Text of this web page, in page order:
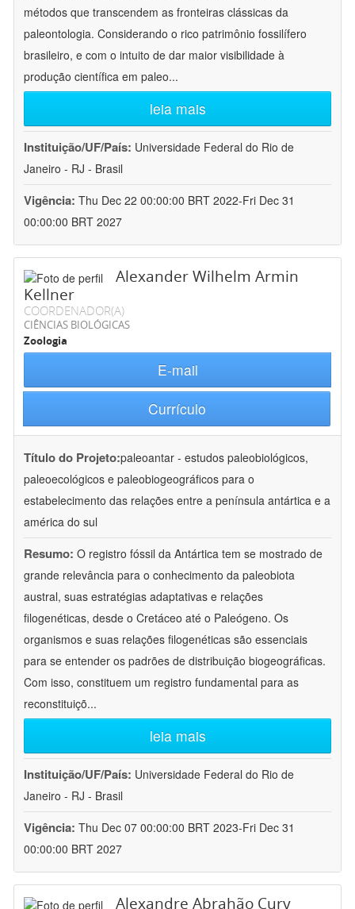
métodos que transcendem as fronteiras clássicas da
paleontologia. Considerando o rico patrimônio fossilífero
brasileiro, e com o intuito de dar maior visibilidade à
produção científica em paleo...
leia mais
Instituição/UF/País: Universidade Federal do Rio de
Janeiro - RJ - Brasil
Vigência: Thu Dec 22 00:00:00 BRT 2022-Fri Dec 31
00:00:00 BRT 2027
Alexander Wilhelm Armin
Kellner
COORDENADOR(A)
CIÊNCIAS BIOLÓGICAS
Zoologia
E-mail
Currículo
Título do Projeto:paleoantar - estudos paleobiológicos,
paleoecológicos e paleobiogeográficos para o
estabelecimento das relações entre a península antártica e a
américa do sul
Resumo: O registro fóssil da Antártica tem se mostrado de
grande relevância para o conhecimento da paleobiota
austral, suas estratégias adaptativas e relações
filogenéticas, desde o Cretáceo até o Paleógeno. Os
organismos e suas relações filogenéticas são essenciais
para se entender os padrões de distribuição biogeográficas.
Com isso, constituem um registro fundamental para as
reconstituiçõ...
leia mais
Instituição/UF/País: Universidade Federal do Rio de
Janeiro - RJ - Brasil
Vigência: Thu Dec 07 00:00:00 BRT 2023-Fri Dec 31
00:00:00 BRT 2027
Alexandre Abrahão Cury